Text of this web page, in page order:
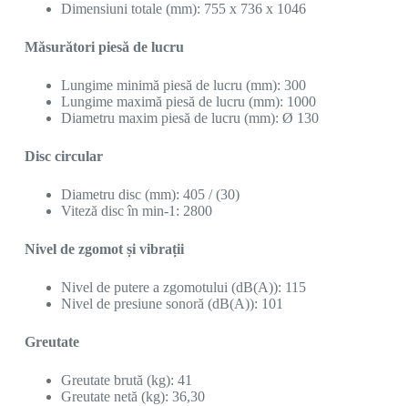
Dimensiuni totale (mm): 755 x 736 x 1046
Măsurători piesă de lucru
Lungime minimă piesă de lucru (mm): 300
Lungime maximă piesă de lucru (mm): 1000
Diametru maxim piesă de lucru (mm): Ø 130
Disc circular
Diametru disc (mm): 405 / (30)
Viteză disc în min-1: 2800
Nivel de zgomot și vibrații
Nivel de putere a zgomotului (dB(A)): 115
Nivel de presiune sonoră (dB(A)): 101
Greutate
Greutate brută (kg): 41
Greutate netă (kg): 36,30